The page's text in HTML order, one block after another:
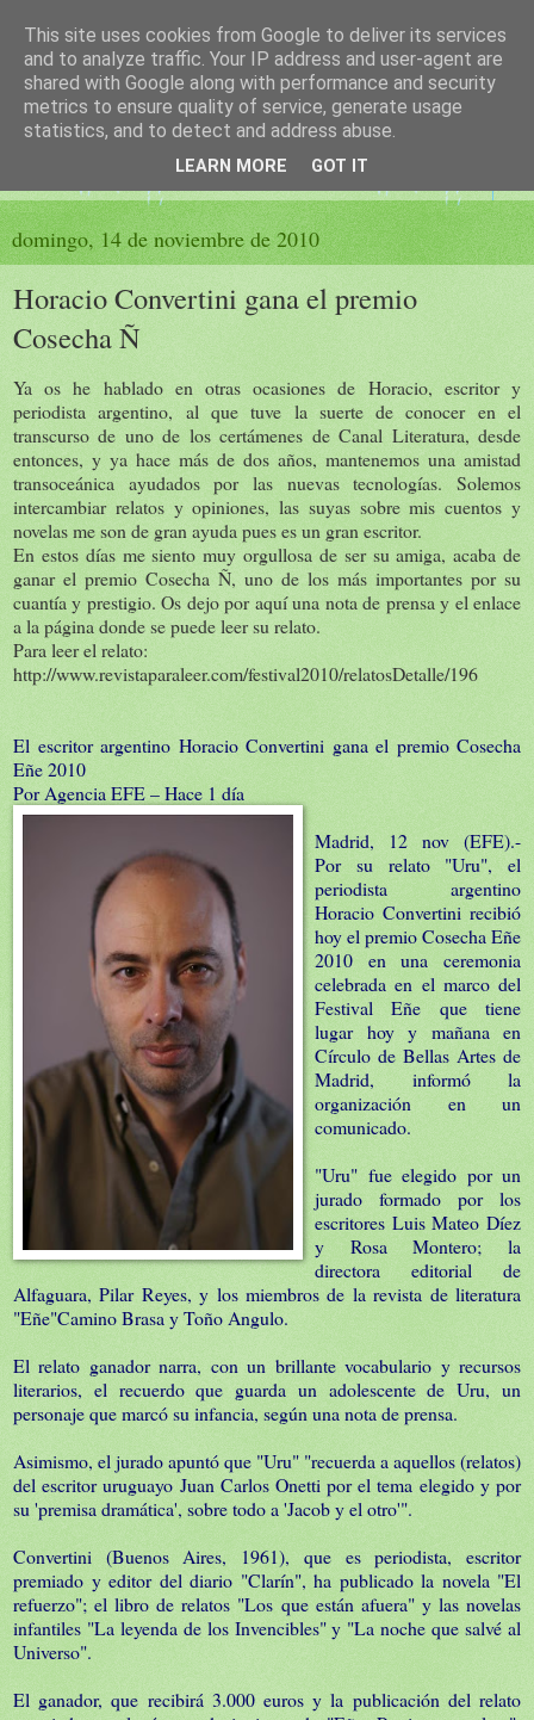
El sueño de las palabras
PÁGINA LITERARIA DE FELISA MORENO
domingo, 14 de noviembre de 2010
Horacio Convertini gana el premio
Cosecha Ñ
Ya os he hablado en otras ocasiones de Horacio, escritor y
periodista argentino, al que tuve la suerte de conocer en el
transcurso de uno de los certámenes de Canal Literatura, desde
entonces, y ya hace más de dos años, mantenemos una amistad
transoceánica ayudados por las nuevas tecnologías. Solemos
intercambiar relatos y opiniones, las suyas sobre mis cuentos y
novelas me son de gran ayuda pues es un gran escritor.
En estos días me siento muy orgullosa de ser su amiga, acaba de
ganar el premio Cosecha Ñ, uno de los más importantes por su
cuantía y prestigio. Os dejo por aquí una nota de prensa y el enlace
a la página donde se puede leer su relato.
Para leer el relato:
http://www.revistaparaleer.com/festival2010/relatosDetalle/196
El escritor argentino Horacio Convertini gana el premio Cosecha
Eñe 2010
Por Agencia EFE – Hace 1 día
Madrid, 12 nov (EFE).-
Por su relato "Uru", el
periodista argentino
Horacio Convertini recibió
hoy el premio Cosecha Eñe
2010 en una ceremonia
celebrada en el marco del
Festival Eñe que tiene
lugar hoy y mañana en
Círculo de Bellas Artes de
Madrid, informó la
organización en un
comunicado.
"Uru" fue elegido por un
jurado formado por los
escritores Luis Mateo Díez
y Rosa Montero; la
directora editorial de
Alfaguara, Pilar Reyes, y los miembros de la revista de literatura
"Eñe"Camino Brasa y Toño Angulo.
El relato ganador narra, con un brillante vocabulario y recursos
literarios, el recuerdo que guarda un adolescente de Uru, un
personaje que marcó su infancia, según una nota de prensa.
Asimismo, el jurado apuntó que "Uru" "recuerda a aquellos (relatos)
del escritor uruguayo Juan Carlos Onetti por el tema elegido y por
su 'premisa dramática', sobre todo a 'Jacob y el otro'".
Convertini (Buenos Aires, 1961), que es periodista, escritor
premiado y editor del diario "Clarín", ha publicado la novela "El
refuerzo"; el libro de relatos "Los que están afuera" y las novelas
infantiles "La leyenda de los Invencibles" y "La noche que salvé al
Universo".
El ganador, que recibirá 3.000 euros y la publicación del relato
This site uses cookies from Google to deliver its services
and to analyze traffic. Your IP address and user-agent are
shared with Google along with performance and security
metrics to ensure quality of service, generate usage
statistics, and to detect and address abuse.
LEARN MORE GOT IT